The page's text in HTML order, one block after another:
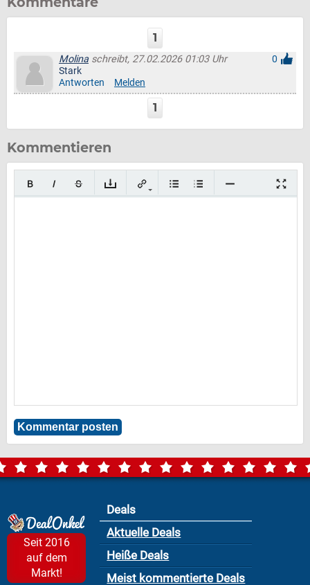
1
Molina schreibt, 27.02.2026 01:03 Uhr
0
Stark
Antworten
Melden
1
Kommentieren
Seit 2016
auf dem
Markt!
Deals
Aktuelle Deals
Heiße Deals
Meist kommentierte Deals